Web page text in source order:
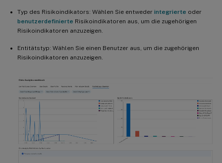
Typ des Risikoindikators: Wählen Sie entweder integrierte oder
benutzerdefinierte Risikoindikatoren aus, um die zugehörigen
Risikoindikatoren anzuzeigen.
Entitätstyp: Wählen Sie einen Benutzer aus, um die zugehörigen
Risikoindikatoren anzuzeigen.